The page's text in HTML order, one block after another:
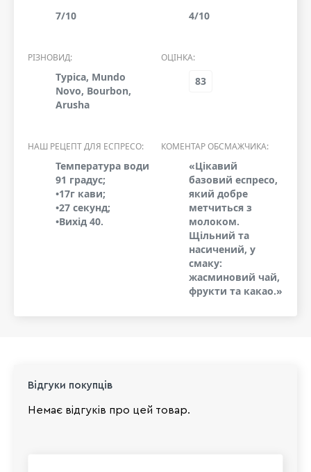
7/10 4/10
РІЗНОВИД:
Typica, Mundo
Novo, Bourbon,
Arusha
ОЦІНКА:
83
НАШ РЕЦЕПТ ДЛЯ ЕСПРЕСО:
Температура води
91 градус;
•17г кави;
•27 секунд;
•Вихід 40.
КОМЕНТАР ОБСМАЖЧИКА:
«Цікавий
базовий еспресо,
який добре
метчиться з
молоком.
Щільний та
насичений, у
смаку:
жасминовий чай,
фрукти та какао.»
Відгуки покупців
Немає відгуків про цей товар.